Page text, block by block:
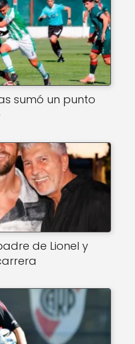
sumó un punto
de Lionel y